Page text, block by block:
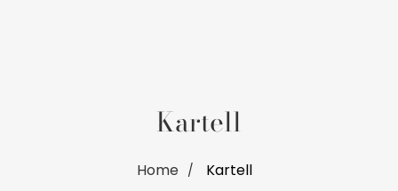
Kartell
Home Kartell